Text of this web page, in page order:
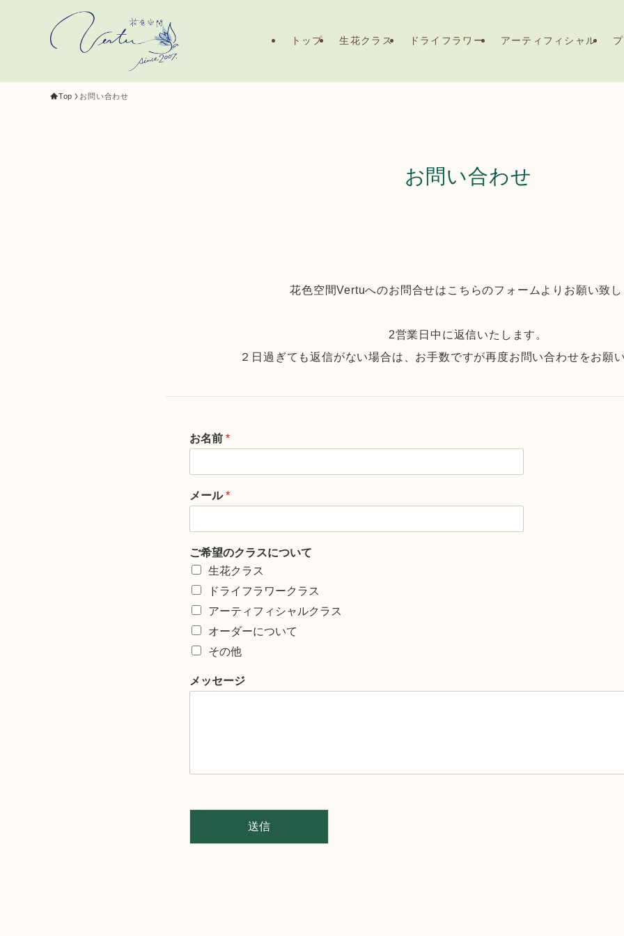
トップ 生花クラス ドライフラワー アーティフィシャル
Top お問い合わせ
お問い合わせ
花色空間Vertuへのお問合せはこちらのフォームよりお願い致し
2営業日中に返信いたします。
２日過ぎても返信がない場合は、お手数ですが再度お問い合わせをお願
お名前 *
メール*
ご希望のクラスについて
生花クラス
ドライフラワークラス
アーティフィシャルクラス
オーダーについて
その他
メッセージ
送信